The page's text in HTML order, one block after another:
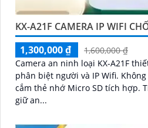
KX-A21F CAMERA IP WIFI
1,300,000 ₫
1,600,000 ₫
Camera an ninh loại KX-A21F
phân biệt người và IP Wifi. Không cần đầu ghi vì có khe
cắm thẻ nhớ Micro SD tích hợp. Tính năng tiên tiến giúp
giữ an...